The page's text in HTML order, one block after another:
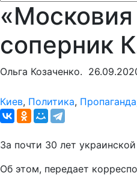
соперник
Ольга Козаченко.
Киев, Политика, Пропаганда
За почти 30 лет
Об этом, передает